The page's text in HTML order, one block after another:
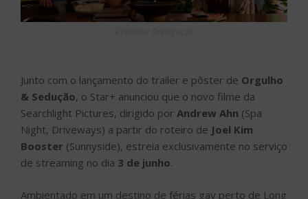
Junto com o lançamento do trailer e pôster de Orgulho
& Sedução, o Star+ anunciou que o novo filme da
Searchlight Pictures, dirigido por Andrew Ahn (Spa
Night, Driveways) a partir do roteiro de Joel Kim
Booster (Sunnyside), estreia exclusivamente no serviço
de streaming no dia 3 de junho.
Ambientado em um destino de férias gay perto de Long